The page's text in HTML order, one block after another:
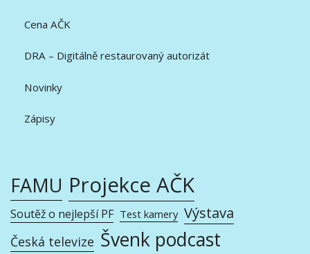
Cena AČK
DRA – Digitálně restaurovaný autorizát
Novinky
Zápisy
FAMU Projekce AČK
Soutěž o nejlepší PF Test kamery Výstava
Česká televize Švenk podcast